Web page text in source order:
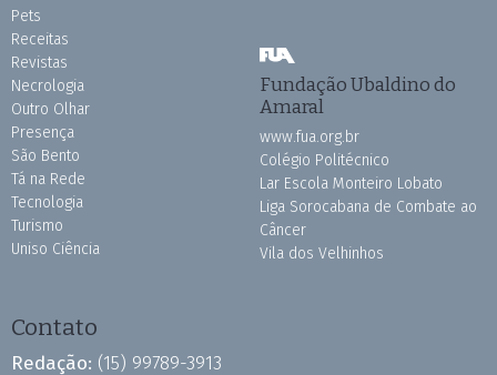
Pets
Receitas
Revistas
Necrologia
Outro Olhar
Presença
São Bento
Tá na Rede
Tecnologia
Turismo
Uniso Ciência
Fundação Ubaldino do
Amaral
www.fua.org.br
Colégio Politécnico
Lar Escola Monteiro Lobato
Liga Sorocabana de Combate ao
Câncer
Vila dos Velhinhos
Contato
Redação: (15) 99789-3913